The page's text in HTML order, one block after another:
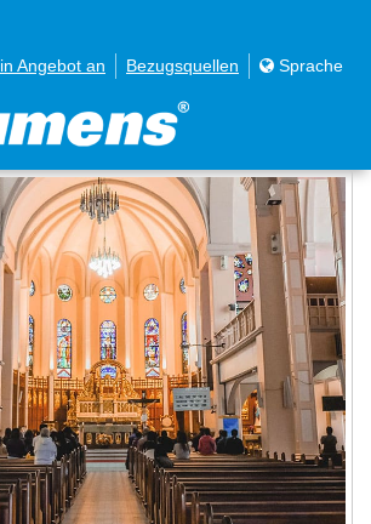
Angebot an Bezugsquellen Sprache